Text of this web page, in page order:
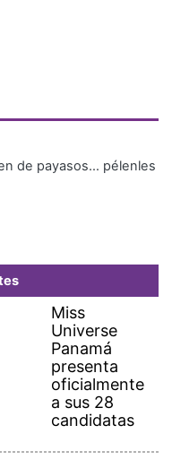
de payasos… pélenles
Miss
Universe
Panamá
presenta
oficialmente
a sus 28
candidatas